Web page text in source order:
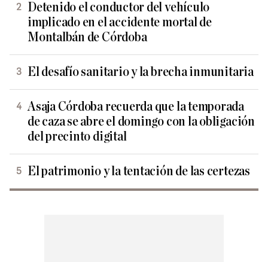
Detenido el conductor del vehículo
implicado en el accidente mortal de
Montalbán de Córdoba
El desafío sanitario y la brecha inmunitaria
Asaja Córdoba recuerda que la temporada
de caza se abre el domingo con la obligación
del precinto digital
El patrimonio y la tentación de las certezas